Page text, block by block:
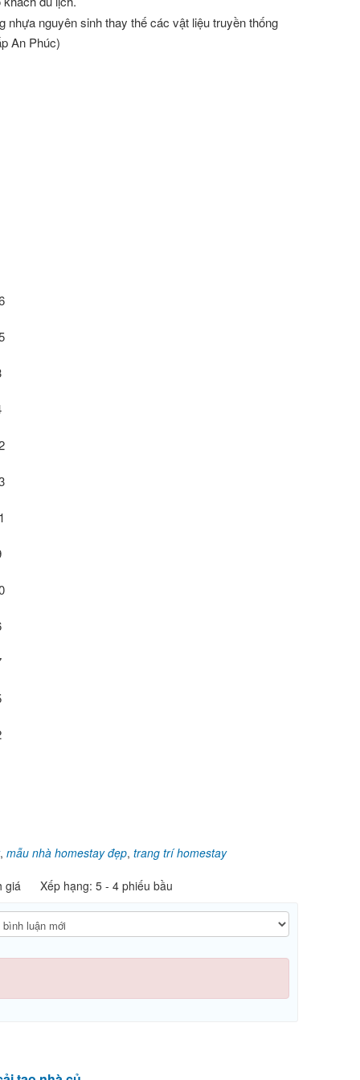
nguyên sinh thay thế các vật liệu truyền thống
An Phúc)
, mẫu nhà homestay đẹp, trang trí homestay
giá Xếp hạng: 5 - 4 phiếu bầu